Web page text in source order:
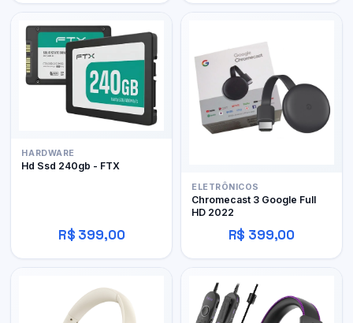
HARDWARE
Hd Ssd 240gb - FTX
R$ 399,00
ELETRÔNICOS
Chromecast 3 Google Full
HD 2022
R$ 399,00